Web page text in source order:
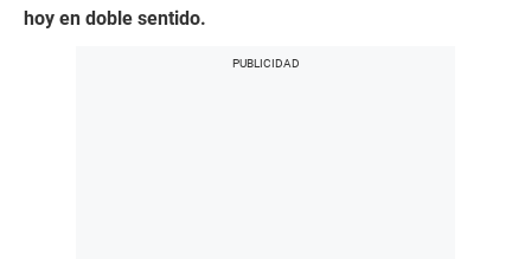
hoy en doble sentido.